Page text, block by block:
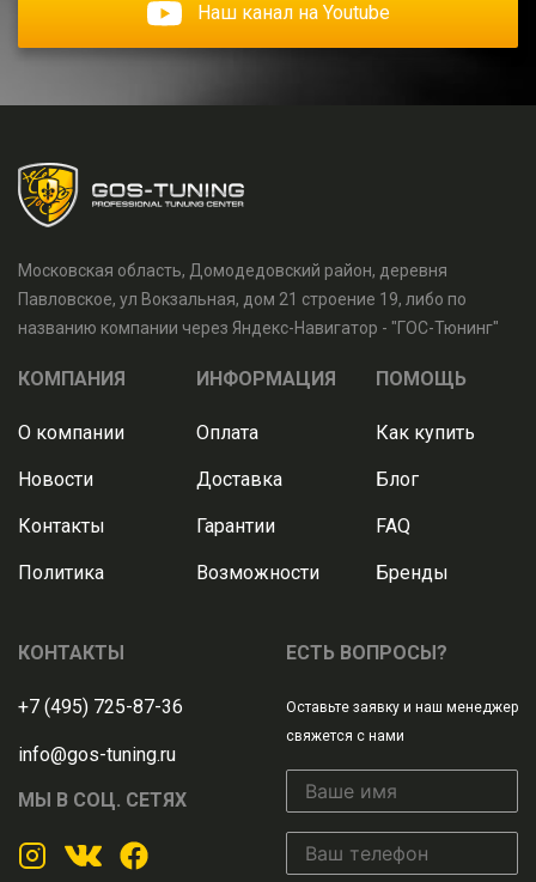
Наш канал на Youtube
Московская область, Домодедовский район, деревня
Павловское, ул Вокзальная, дом 21 строение 19, либо по
названию компании через Яндекс-Навигатор - "ГОС-Тюнинг"
КОМПАНИЯ
О компании
Новости
Контакты
Политика
ИНФОРМАЦИЯ
Оплата
Доставка
Гарантии
Возможности
ПОМОЩЬ
Как купить
Блог
FAQ
Бренды
КОНТАКТЫ
+7 (495) 725-87-36
info@gos-tuning.ru
МЫ В СОЦ. СЕТЯХ
ЕСТЬ ВОПРОСЫ?
Оставьте заявку и наш менеджер
свяжется с нами